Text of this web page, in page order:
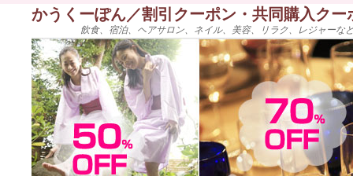
かうくーぽん／割引クーポン・共同購入ク
飲食、宿泊、ヘアサロン、ネイル、美容、リラク、レジャー